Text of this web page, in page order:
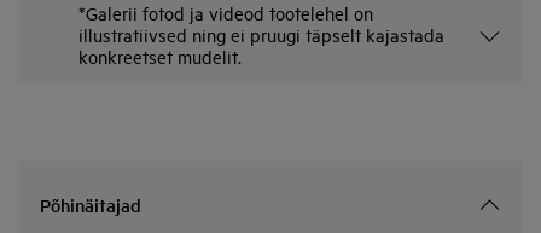
*Galerii fotod ja videod tootelehel on
illustratiivsed ning ei pruugi täpselt kajastada
konkreetset mudelit.
Põhinäitajad